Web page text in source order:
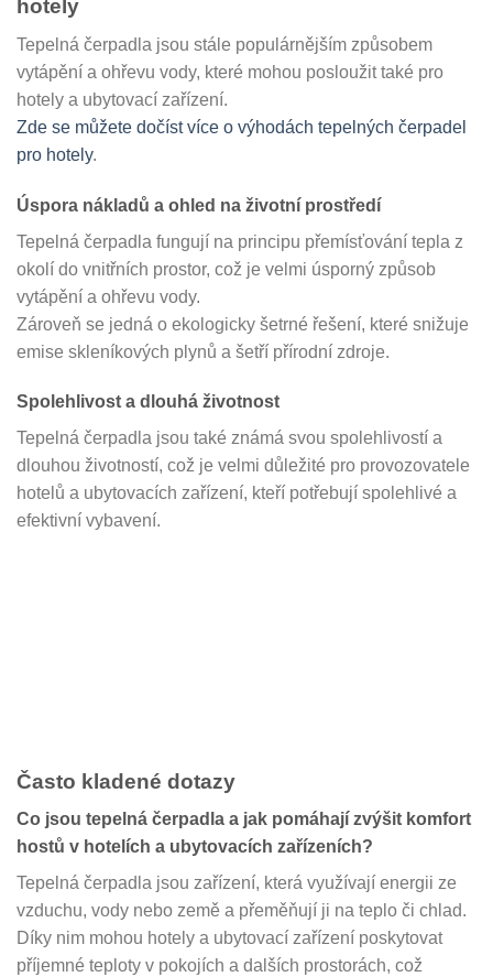
hotely
Tepelná čerpadla jsou stále populárnějším způsobem
vytápění a ohřevu vody, které mohou posloužit také pro
hotely a ubytovací zařízení.
Zde se můžete dočíst více o výhodách tepelných čerpadel
pro hotely.
Úspora nákladů a ohled na životní prostředí
Tepelná čerpadla fungují na principu přemísťování tepla z
okolí do vnitřních prostor, což je velmi úsporný způsob
vytápění a ohřevu vody.
Zároveň se jedná o ekologicky šetrné řešení, které snižuje
emise skleníkových plynů a šetří přírodní zdroje.
Spolehlivost a dlouhá životnost
Tepelná čerpadla jsou také známá svou spolehlivostí a
dlouhou životností, což je velmi důležité pro provozovatele
hotelů a ubytovacích zařízení, kteří potřebují spolehlivé a
efektivní vybavení.
Často kladené dotazy
Co jsou tepelná čerpadla a jak pomáhají zvýšit komfort
hostů v hotelích a ubytovacích zařízeních?
Tepelná čerpadla jsou zařízení, která využívají energii ze
vzduchu, vody nebo země a přeměňují ji na teplo či chlad.
Díky nim mohou hotely a ubytovací zařízení poskytovat
příjemné teploty v pokojích a dalších prostorách, což